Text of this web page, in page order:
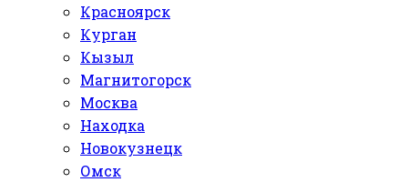
Красноярск
Курган
Кызыл
Магнитогорск
Москва
Находка
Новокузнецк
Омск